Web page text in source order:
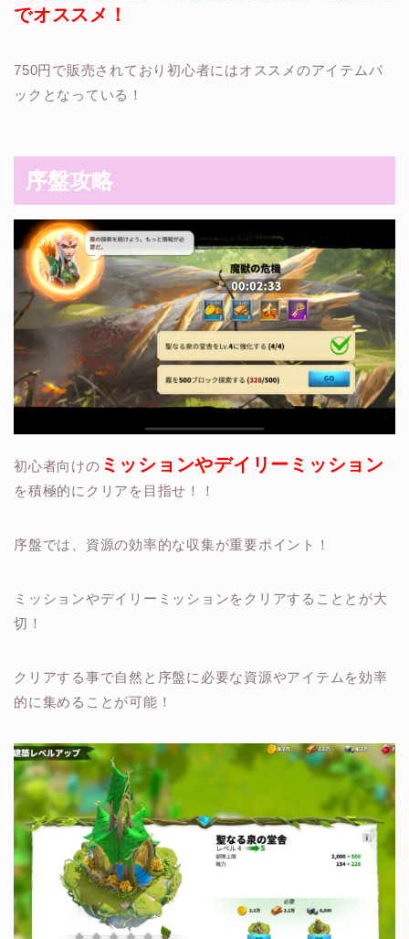
でオススメ！
750円で販売されており初心者にはオススメのアイテムパ
ックとなっている！
序盤攻略
初心者向けの ミッションやデイリーミッション
を積極的にクリアを目指せ！！
序盤では、資源の効率的な収集が重要ポイント！
ミッションやデイリーミッションをクリアすることとが大
切！
クリアする事で自然と序盤に必要な資源やアイテムを効率
的に集めることが可能！